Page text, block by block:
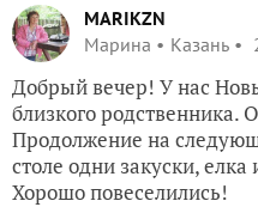
MARIKZN
Марина
Казань
Добрый вечер! У нас
близкого родственника.
Продолжение на
столе одни закуски,
Хорошо повеселились!